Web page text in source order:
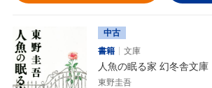
中古
書籍
文庫
人魚の眠る家 幻冬舎文庫
東野圭吾